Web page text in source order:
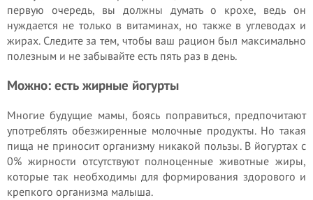
первую очередь, вы должны думать о крохе, ведь он
нуждается не только в витаминах, но также в углеводах и
жирах. Следите за тем, чтобы ваш рацион был максимально
полезным и не забывайте есть пять раз в день.
Можно: есть жирные йогурты
Многие будущие мамы, боясь поправиться, предпочитают
употреблять обезжиренные молочные продукты. Но такая
пища не приносит организму никакой пользы. В йогуртах с
0% жирности отсутствуют полноценные животные жиры,
которые так необходимы для формирования здорового и
крепкого организма малыша.